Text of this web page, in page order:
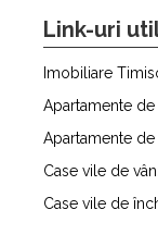
Link-uri
Imobiliare
Apartamente
Apartamente
Case vile de
Case vile de